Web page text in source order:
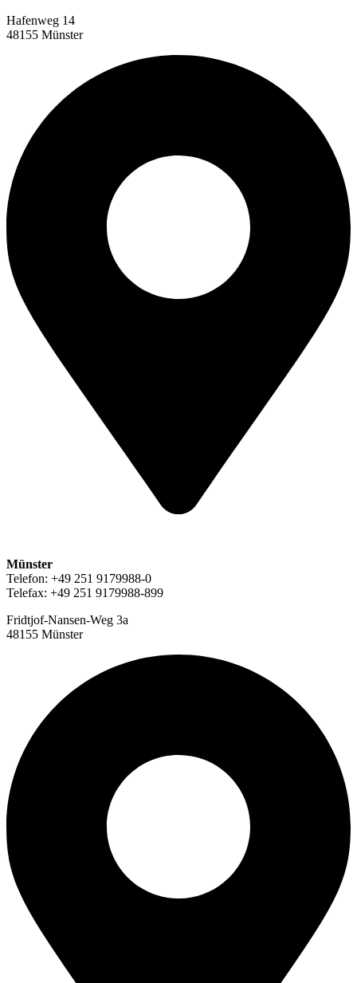
Hafenweg 14
48155 Münster
Münster
Telefon: +49 251 9179988-0
Telefax: +49 251 9179988-899
Fridtjof-Nansen-Weg 3a
48155 Münster